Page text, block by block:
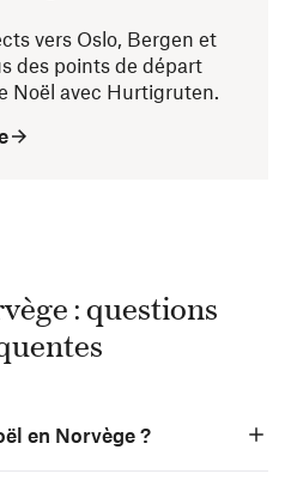
vers Oslo, Bergen et
des points de départ
Noël avec Hurtigruten.
: questions
en Norvège ?